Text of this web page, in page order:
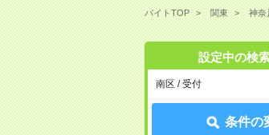
バイトTOP 関東 神奈
設定中の検
南区 / 受付
条件の